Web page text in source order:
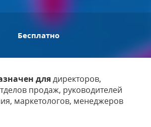
Бесплатно
длядиректоров,
продаж, руководителей
маркетологов, менеджеров